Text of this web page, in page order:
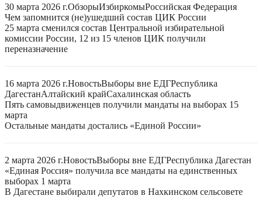
30 марта 2026 г.ОбзорыИзбиркомыРоссийская Федерация
Чем запомнится (не)ушедший состав ЦИК России
25 марта сменился состав Центральной избирательной
комиссии России, 12 из 15 членов ЦИК получили
переназначение
16 марта 2026 г.НовостьВыборы вне ЕДГРеспублика
ДагестанАлтайский крайСахалинская область
Пять самовыдвиженцев получили мандаты на выборах 15
марта
Остальные мандаты достались «Единой России»
2 марта 2026 г.НовостьВыборы вне ЕДГРеспублика Дагестан
«Единая Россия» получила все мандаты на единственных
выборах 1 марта
В Дагестане выбирали депутатов в Нахкинском сельсовете